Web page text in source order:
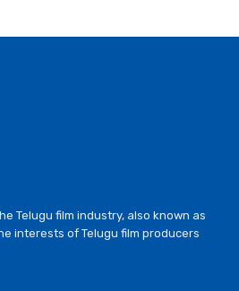
Telugu film industry, also known as
interests of Telugu film producers